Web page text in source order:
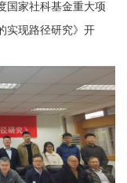
国家社科基金重大项
实现路径研究》开